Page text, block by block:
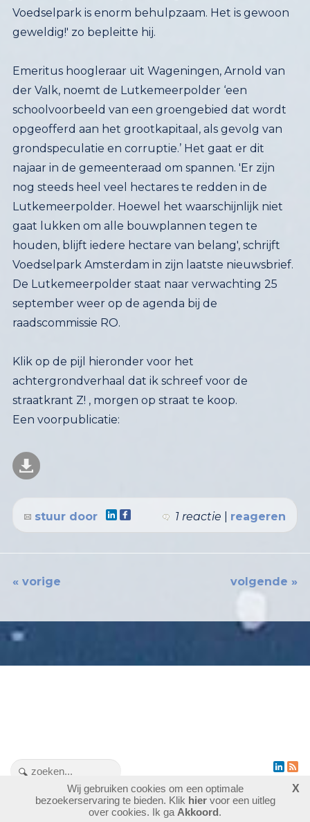
geweldig!' zo bepleitte hij.
Emeritus hoogleraar uit Wageningen, Arnold van
der Valk, noemt de Lutkemeerpolder ‘een
schoolvoorbeeld van een groengebied dat wordt
opgeofferd aan het grootkapitaal, als gevolg van
grondspeculatie en corruptie.’ Het gaat er dit
najaar in de gemeenteraad om spannen. 'Er zijn
nog steeds heel veel hectares te redden in de
Lutkemeerpolder. Hoewel het waarschijnlijk niet
gaat lukken om alle bouwplannen tegen te
houden, blijft iedere hectare van belang', schrijft
De Lutkemeerpolder staat naar verwachting 25
september weer op de agenda bij de
raadscommissie RO.
Klik op de pijl hieronder voor het
achtergrondverhaal dat ik schreef voor de
straatkrant Z! , morgen op straat te koop.
Een voorpublicatie:
1 reactie reageren
stuur door
« vorige volgende »
1476336 bezoekers - 2 online
login
Wij gebruiken cookies om een optimale
bezoekerservaring te bieden. Klik hiervoor een uitleg
over cookies. Ik ga Akkoord.
X